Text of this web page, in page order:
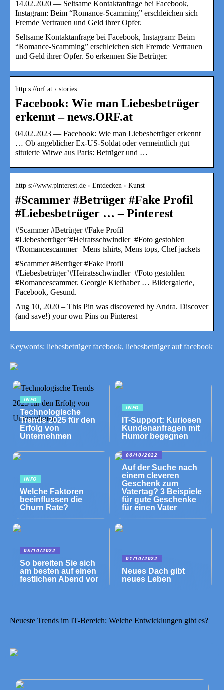
14.02.2020 — Seltsame Kontaktanfrage bei Facebook,
Instagram: Beim “Romance-Scamming” erschleichen sich
Fremde Vertrauen und Geld ihrer Opfer.
Seltsame Kontaktanfrage bei Facebook, Instagram: Beim
“Romance-Scamming” erschleichen sich Fremde Vertrauen
und Geld ihrer Opfer. So erkennen Sie Betrüger.
http s://orf.at › stories
Facebook: Wie man Liebesbetrüger
erkennt – news.ORF.at
04.02.2023 — Facebook: Wie man Liebesbetrüger erkennt
… Ob angeblicher Ex-US-Soldat oder vermeintlich gut
situierte Witwe aus Paris: Betrüger und …
http s://www.pinterest.de › Entdecken › Kunst
#Scammer #Betrüger #Fake Profil
#Liebesbetrüger … – Pinterest
#Scammer #Betrüger #Fake Profil
#Liebesbetrüger’#Heiratsschwindler ⁠ #Foto gestohlen
#Romancescammer | Mens tshirts, Mens tops, Chef jackets
#Scammer #Betrüger #Fake Profil
#Liebesbetrüger’#Heiratsschwindler ⁠ #Foto gestohlen
#Romancescammer. Georgie Kiefhaber … Bildergalerie,
Facebook, Gesund.
Aug 10, 2020 – This Pin was discovered by Andra. Discover
(and save!) your own Pins on Pinterest
Keywords: liebesbetrüger facebook, liebesbetrüger auf facebook
INFO
Technologische
Trends 2025 für den
Erfolg von
Unternehmen
INFO
IT-Support: Kuriosen
Kundenanfragen mit
Humor begegnen
INFO
Welche Faktoren
beeinflussen die
Churn Rate?
06/10/2022
Auf der Suche nach
einem cleveren
Geschenk zum
Vatertag? 3 Beispiele
für gute Geschenke
für einen Vater
05/10/2022
So bereiten Sie sich
am besten auf einen
festlichen Abend vor
01/10/2022
Neues Dach gibt
neues Leben
Neueste Trends im IT-Bereich: Welche Entwicklungen gibt es?